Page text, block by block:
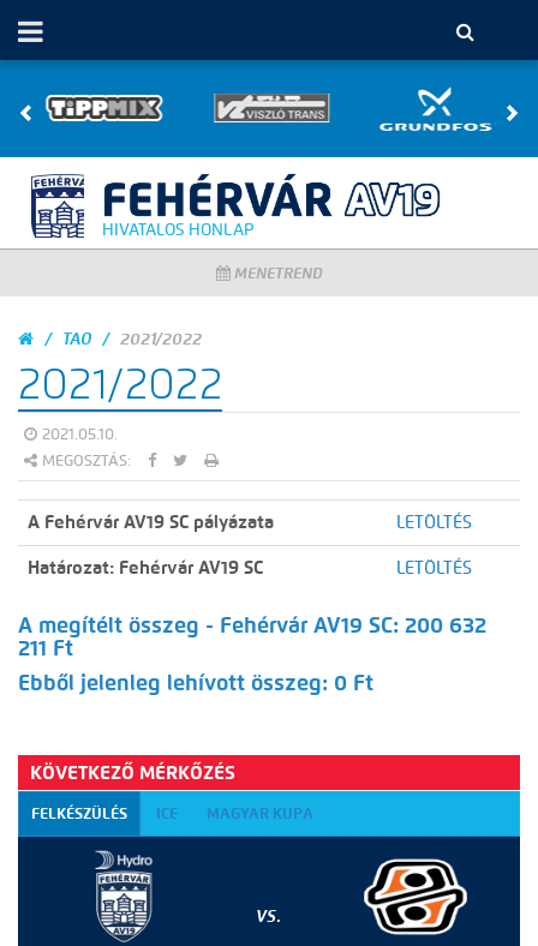
HIVATALOS HONLAP
MENETREND
TAO 2021/2022
2021/2022
2021.05.10.
MEGOSZTÁS:
A Fehérvár AV19 SC pályázata LETÖLTÉS
Határozat: Fehérvár AV19 SC LETÖLTÉS
A megítélt összeg - Fehérvár AV19 SC: 200 632
211 Ft
Ebből jelenleg lehívott összeg: 0 Ft
KÖVETKEZŐ MÉRKŐZÉS
FELKÉSZÜLÉS ICE MAGYAR KUPA
VS.